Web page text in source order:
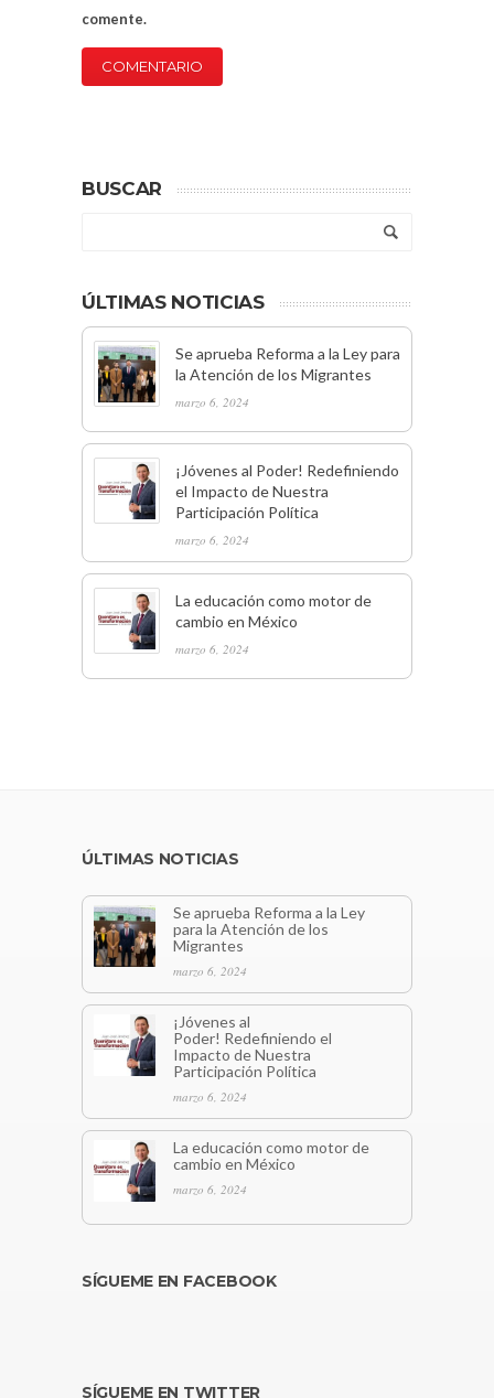
comente.
BUSCAR
ÚLTIMAS NOTICIAS
Se aprueba Reforma a la Ley para
la Atención de los Migrantes
marzo 6, 2024
¡Jóvenes al Poder! Redefiniendo
el Impacto de Nuestra
Participación Política
marzo 6, 2024
La educación como motor de
cambio en México
marzo 6, 2024
ÚLTIMAS NOTICIAS
Se aprueba Reforma a la Ley
para la Atención de los
Migrantes
marzo 6, 2024
¡Jóvenes al
Poder! Redefiniendo el
Impacto de Nuestra
Participación Política
marzo 6, 2024
La educación como motor de
cambio en México
marzo 6, 2024
SÍGUEME EN FACEBOOK
SÍGUEME EN TWITTER